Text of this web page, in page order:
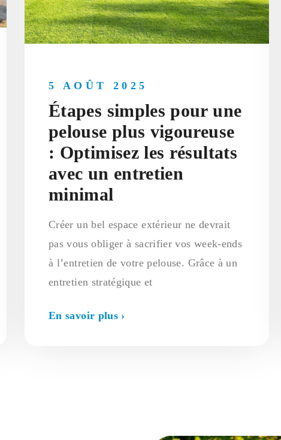
Étapes simples pour une
pelouse plus vigoureuse
: Optimisez les résultats
avec un entretien
minimal
5 AOÛT 2025
Créer un bel espace extérieur ne devrait
pas vous obliger à sacrifier vos week-ends
à l’entretien de votre pelouse. Grâce à un
entretien stratégique et
En savoir plus ›